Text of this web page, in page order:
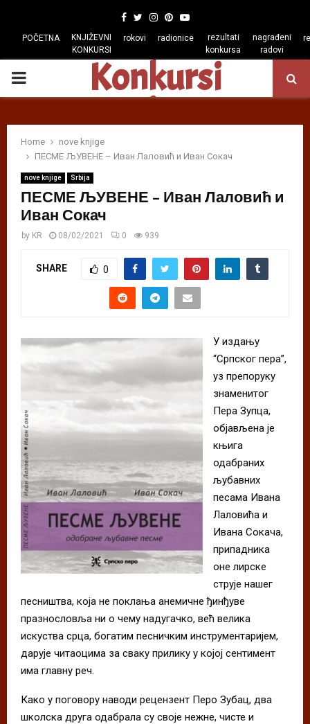
Facebook
TwitterInstagram
Pinterest
Youtube
POČETNA
KNJIŽEVNI
KONKURSI
rokovi radionice
rezultati
konkursa
nagrađeni
radovi
PRIMARY
Konkursi
regiona
Home
nove knjige
ПЕСМЕ ЉУВЕНЕ – Иван Лаловић и Иван Сокач
nove knjige Srbija
ПЕСМЕ ЉУВЕНЕ – Иван Лаловић и
Иван Сокач
by KR 08/02/2021 0 939
SHARE 0
У издању
“Српског пера”,
уз препоруку
знаменитог
Пера Зупца,
објављена је
књига
одабраних
љубавних
песама Ивана
Лаловића и
Ивана Сокача,
припадника
оне лирске
струје нашег
песништва, која не поклања анемичне ђинђуве
празнословља ни о чему надугачко, већ велика
искуства срца, богатим песничким инструментаријем,
дарује читаоцима за сваку прилику у којој сентимент
има главну реч.
Како у поговору наводи рецензент Перо Зубац, два
школска друга одабрала су своје нежне, чисте и